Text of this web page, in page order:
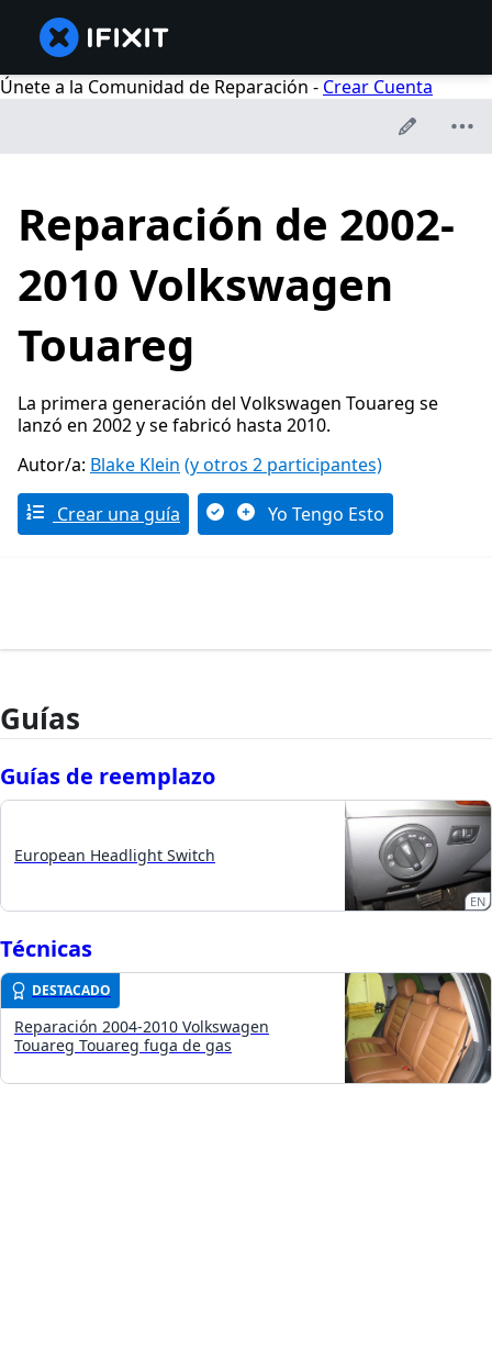
Únete a la Comunidad de Reparación - Crear Cuenta
Reparación de 2002-
2010 Volkswagen
Touareg
La primera generación del Volkswagen Touareg se
lanzó en 2002 y se fabricó hasta 2010.
Autor/a: Blake Klein (y otros 2 participantes)
Crear una guía Yo Tengo Esto
Guías
Guías de reemplazo
European Headlight Switch
EN
Técnicas
DESTACADO
Reparación 2004-2010 Volkswagen
Touareg Touareg fuga de gas